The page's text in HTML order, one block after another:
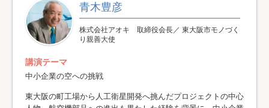
青木豊彦
株式会社アオキ 取締役会長／ 東大阪市モノづく
り親善大使
講演テーマ
中小企業の空への挑戦
東大阪の町工場から人工衛星開発へ挑んだプロジェクトの中心